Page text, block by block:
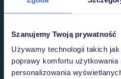
Szanujemy Twoją prywatność
Używamy technologii takich
poprawy komfortu użytkowania
personalizowania